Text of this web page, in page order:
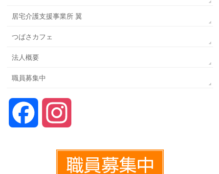
居宅介護支援事業所 翼
つばさカフェ
法人概要
職員募集中
Facebook